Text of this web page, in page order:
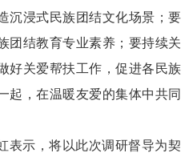
沉浸式民族团结文化场景；要
团结教育专业素养；要持续关
好关爱帮扶工作，促进各民族
起，在温暖友爱的集体中共同
表示，将以此次调研督导为契